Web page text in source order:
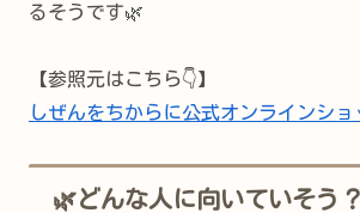
るそうです🌿
【参照元はこちら👇】
しぜんをちからに公式オンラインショ
🌿どんな人に向いていそう？